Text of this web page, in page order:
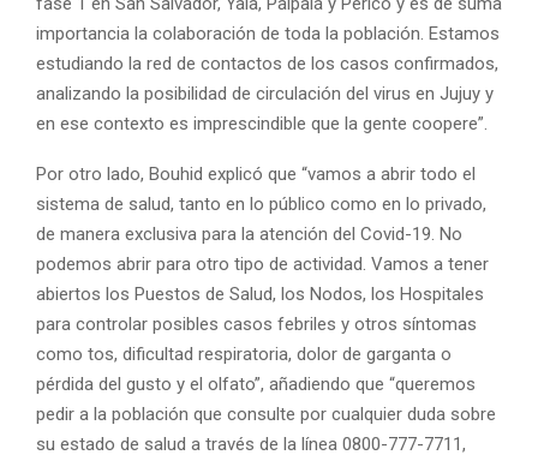
importancia la colaboración de toda la población. Estamos
estudiando la red de contactos de los casos confirmados,
analizando la posibilidad de circulación del virus en Jujuy y
en ese contexto es imprescindible que la gente coopere”.
Por otro lado, Bouhid explicó que “vamos a abrir todo el
sistema de salud, tanto en lo público como en lo privado,
de manera exclusiva para la atención del Covid-19. No
podemos abrir para otro tipo de actividad. Vamos a tener
abiertos los Puestos de Salud, los Nodos, los Hospitales
para controlar posibles casos febriles y otros síntomas
como tos, dificultad respiratoria, dolor de garganta o
pérdida del gusto y el olfato”, añadiendo que “queremos
pedir a la población que consulte por cualquier duda sobre
su estado de salud a través de la línea 0800-777-7711,